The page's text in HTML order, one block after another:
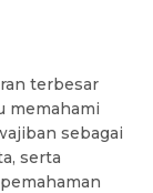
terbesar
memahami
sebagai
serta